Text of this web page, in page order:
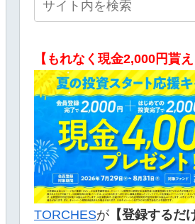
【もれなく現金2,000円貰え
TORCHESが 【登録するだ